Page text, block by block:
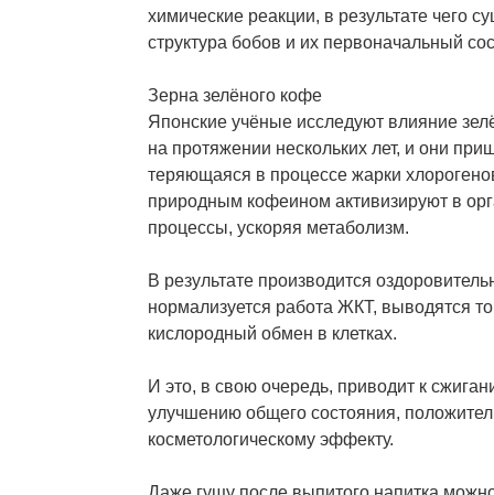
химические реакции, в результате чего
структура бобов и их первоначальный
Зерна зелёного кофе
Японские учёные исследуют влияние
на протяжении нескольких лет, и они
теряющаяся в процессе жарки
природным кофеином активизируют в
процессы, ускоряя метаболизм.
В результате производится
нормализуется работа ЖКТ, выводятся
кислородный обмен в клетках.
И это, в свою очередь, приводит к
улучшению общего состояния,
косметологическому эффекту.